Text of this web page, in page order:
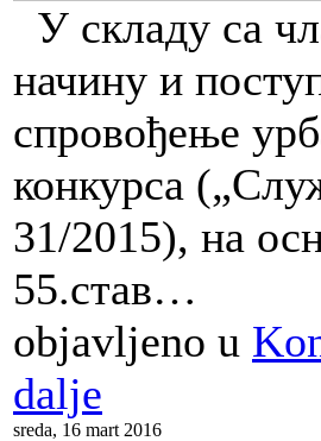
У складу са
начину и
спровођење
конкурса
31/2015), на
55.став…
objavljeno u
dalje
sreda, 16 mart 2016